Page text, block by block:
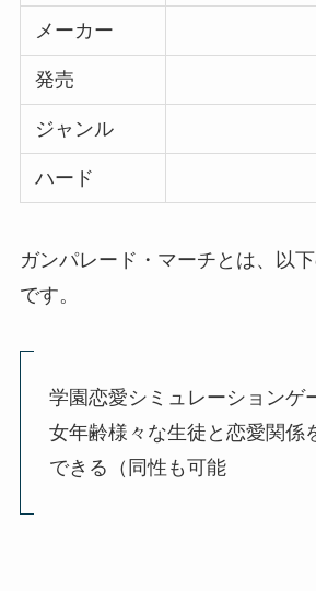
メーカー
発売
ジャンル
ハード
ガンパレード・マーチとは、以
です。
学園恋愛シミュレーションゲ
女年齢様々な生徒と恋愛関係
できる（同性も可能